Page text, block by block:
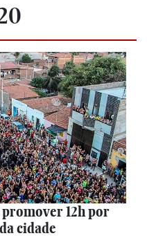
12h por
cidade